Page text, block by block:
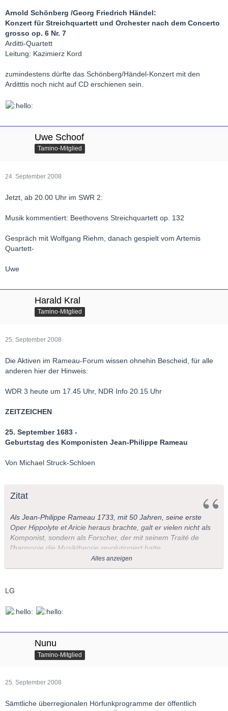
Arnold Schönberg /Georg Friedrich Händel:
Konzert für Streichquartett und Orchester nach dem Concerto
grosso op. 6 Nr. 7
Arditti-Quartett
Leitung: Kazimierz Kord
zumindestens dürfte das Schönberg/Händel-Konzert mit den
Arditttis noch nicht auf CD erschienen sein.
Uwe Schoof
Tamino-Mitglied
24. September 2008
Jetzt, ab 20.00 Uhr im SWR 2:
Musik kommentiert: Beethovens Streichquartett op. 132
Gespräch mit Wolfgang Riehm, danach gespielt vom Artemis
Quartett-
Uwe
Harald Kral
Tamino-Mitglied
25. September 2008
Die Aktiven im Rameau-Forum wissen ohnehin Bescheid, für alle
anderen hier der Hinweis:
WDR 3 heute um 17.45 Uhr, NDR Info 20.15 Uhr
ZEITZEICHEN
25. September 1683 -
Geburtstag des Komponisten Jean-Philippe Rameau
Von Michael Struck-Schloen
Zitat
Als Jean-Philippe Rameau 1733, mit 50 Jahren, seine erste
Oper Hippolyte et Aricie heraus brachte, galt er vielen nicht als
Komponist, sondern als Forscher, der mit seinem Traité de
l’harmonie die Musiktheorie revolutioniert hatte.
In der Oper indes realisierte er seine Thesen so kompromisslos,
bekam und sich beklagte, die Instrumente seien verstimmt. Ein
Modernisten: Rameau sollte solche Konflikte in seinem 81-
Ansonsten komponierte er wunderbare Motetten, Ballette und
Cembalostücke, die neue Farbigkeit und Spannungszustände in
die französische Musik brachten. Kein Wunder, dass einer der
Alles anzeigen
LG
Nunu
Tamino-Mitglied
25. September 2008
Sämtliche überregionalen Hörfunkprogramme der öffentlich